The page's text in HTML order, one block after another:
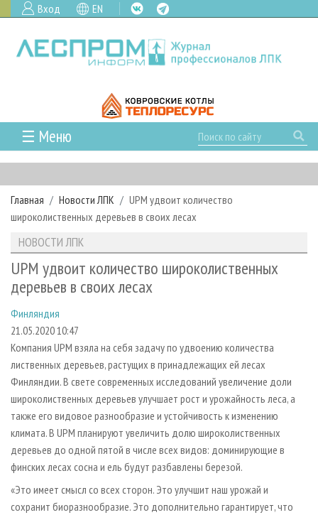
Вход EN
☰ Меню
ГЛАВНАЯ
РУБРИКИ И ТЕМЫ
РУБРИКИ ЖУРНАЛА
ЛЕСОЗАГОТОВКА
ЛЕСОПИЛЕНИЕ
СУШКА ДРЕВЕСИНЫ
ПРОИЗВОДСТВО ДРЕВЕСНЫХ ПЛИТ
ДЕРЕВЯННОЕ ДОМОСТРОЕНИЕ
ПРОИЗВОДСТВО МЕБЕЛИ
БИОЭНЕРГЕТИКА
ЦБП
ИНСТРУМЕНТ И МАТЕРИАЛЫ
НОВОСТИ
НОВОСТИ ЛПК
НОВОСТИ ЖУРНАЛА
ПРОЕКТЫ ЛПИ
АНАЛИТИКА
ПРЕДПРИЯТИЯ ЛПК
ПЕРСОНЫ
МОБИЛЬНЫЕ ВЫСТАВКИ
ОФИЦИАЛЬНЫЕ ДЕЛЕГАЦИИ
ПРИОРИТЕТНЫЕ ИНВЕСТПРОЕКТЫ
RUSSIAN FORESTRY REVIEW
ГАЗЕТА ЛЕСПРОМФОРУМ
БИБЛИОТЕКА СПЕЦИАЛИСТА
АРХИВ
АРХИВ ЖУРНАЛОВ
О ЖУРНАЛЕ
КОНТАКТЫ
РЕКЛАМОДАТЕЛЯМ
РЕКЛАМА
РЕКЛАМА НА САЙТЕ
Главная Новости ЛПК
UPM удвоит количество
широколиственных деревьев в своих лесах
НОВОСТИ ЛПК
UPM удвоит количество широколиственных
деревьев в своих лесах
Финляндия
21.05.2020 10:47
Компания UPM взяла на себя задачу по удвоению количества
лиственных деревьев, растущих в принадлежащих ей лесах
Финляндии. В свете современных исследований увеличение доли
широколиственных деревьев улучшает рост и урожайность леса, а
также его видовое разнообразие и устойчивость к изменению
климата. В UPM планируют увеличить долю широколиственных
деревьев до одной пятой в числе всех видов: доминирующие в
финских лесах сосна и ель будут разбавлены березой.
«Это имеет смысл со всех сторон. Это улучшит наш урожай и
сохранит биоразнообразие. Это дополнительно гарантирует, что